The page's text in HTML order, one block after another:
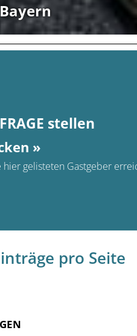
stellen
»
gelisteten Gastgeber
pro Seite